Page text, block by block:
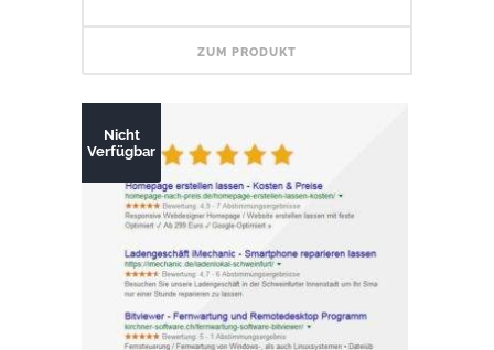
ZUM PRODUKT
Nicht
Verfügbar